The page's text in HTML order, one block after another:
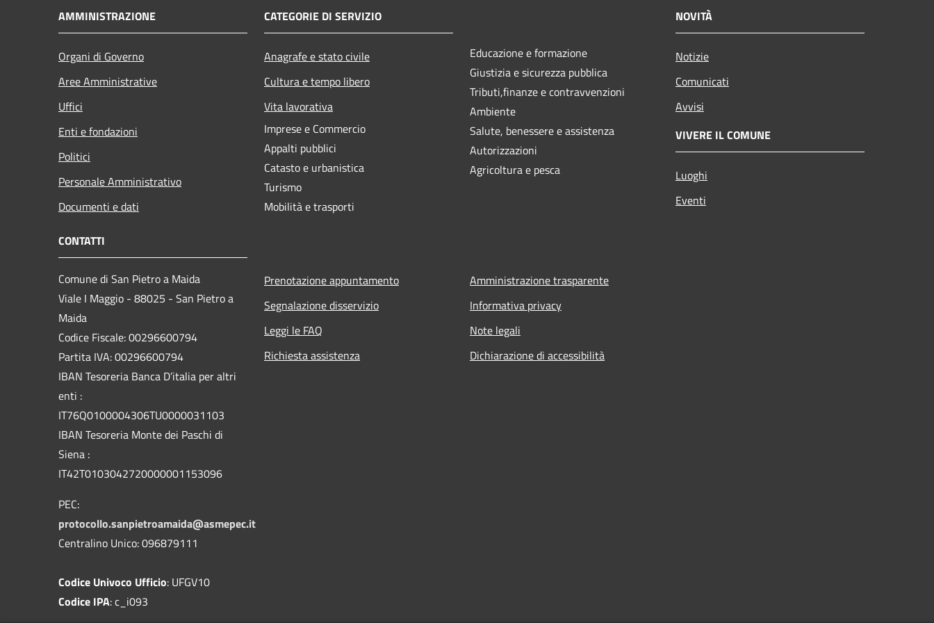
AMMINISTRAZIONE
Organi di Governo
Aree Amministrative
Uffici
Enti e fondazioni
Politici
Personale Amministrativo
Documenti e dati
CATEGORIE DI SERVIZIO
Anagrafe e stato civile
Cultura e tempo libero
Vita lavorativa
Imprese e Commercio
Appalti pubblici
Catasto e urbanistica
Turismo
Mobilità e trasporti
Educazione e formazione
Giustizia e sicurezza pubblica
Tributi,finanze e contravvenzioni
Ambiente
Salute, benessere e assistenza
Autorizzazioni
Agricoltura e pesca
NOVITÀ
Notizie
Comunicati
Avvisi
VIVERE IL COMUNE
Luoghi
Eventi
CONTATTI
Comune di San Pietro a Maida
Viale I Maggio - 88025 - San Pietro a
Maida
Codice Fiscale: 00296600794
Partita IVA: 00296600794
IBAN Tesoreria Banca D’italia per altri
enti :
IT76Q0100004306TU0000031103
IBAN Tesoreria Monte dei Paschi di
Siena :
IT42T0103042720000001153096
PEC:
protocollo.sanpietroamaida@asmepec.it
Centralino Unico: 096879111
Codice Univoco Ufficio: UFGV10
Codice IPA: c_i093
Prenotazione appuntamento
Segnalazione disservizio
Leggi le FAQ
Richiesta assistenza
Amministrazione trasparente
Informativa privacy
Note legali
Dichiarazione di accessibilità